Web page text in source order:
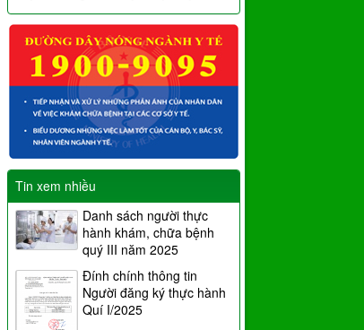
Tin xem nhiều
Danh sách người thực
hành khám, chữa bệnh
quý III năm 2025
Đính chính thông tin
Người đăng ký thực hành
Quí I/2025